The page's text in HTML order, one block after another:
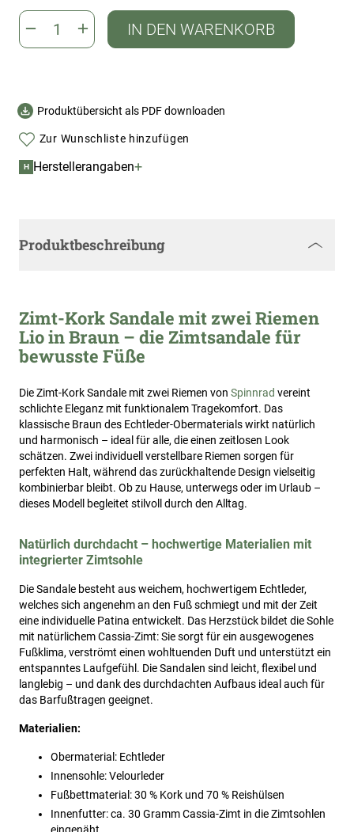
IN DEN WARENKORB
Produktübersicht als PDF downloaden
Zur Wunschliste hinzufügen
H Herstellerangaben+
Produktbeschreibung
Zimt-Kork Sandale mit zwei Riemen
Lio in Braun – die Zimtsandale für
bewusste Füße
Die Zimt-Kork Sandale mit zwei Riemen von Spinnrad vereint
schlichte Eleganz mit funktionalem Tragekomfort. Das
klassische Braun des Echtleder-Obermaterials wirkt natürlich
und harmonisch – ideal für alle, die einen zeitlosen Look
schätzen. Zwei individuell verstellbare Riemen sorgen für
perfekten Halt, während das zurückhaltende Design vielseitig
kombinierbar bleibt. Ob zu Hause, unterwegs oder im Urlaub –
dieses Modell begleitet stilvoll durch den Alltag.
Natürlich durchdacht – hochwertige Materialien mit
integrierter Zimtsohle
Die Sandale besteht aus weichem, hochwertigem Echtleder,
welches sich angenehm an den Fuß schmiegt und mit der Zeit
eine individuelle Patina entwickelt. Das Herzstück bildet die Sohle
mit natürlichem Cassia-Zimt: Sie sorgt für ein ausgewogenes
Fußklima, verströmt einen wohltuenden Duft und unterstützt ein
entspanntes Laufgefühl. Die Sandalen sind leicht, flexibel und
langlebig – und dank des durchdachten Aufbaus ideal auch für
das Barfußtragen geeignet.
Materialien:
Obermaterial: Echtleder
Innensohle: Velourleder
Fußbettmaterial: 30 % Kork und 70 % Reishülsen
Innenfutter: ca. 30 Gramm Cassia-Zimt in die Zimtsohlen